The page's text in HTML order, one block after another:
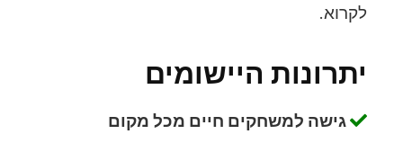
לקרוא.
יתרונות היישומים
גישה למשחקים חיים מכל מקום